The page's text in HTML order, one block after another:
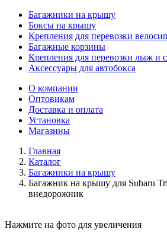
Багажники на крышу
Боксы на крышу
Крепления для перевозки
Багажные корзины
Крепления для перевозки лыж и
Аксессуары для автобокса
О компании
Оптовикам
Доставка и оплата
Установка
Магазины
Главная
Каталог
Багажники на крышу
Багажник на крышу для Subaru
внедорожник
Нажмите на фото для увеличения